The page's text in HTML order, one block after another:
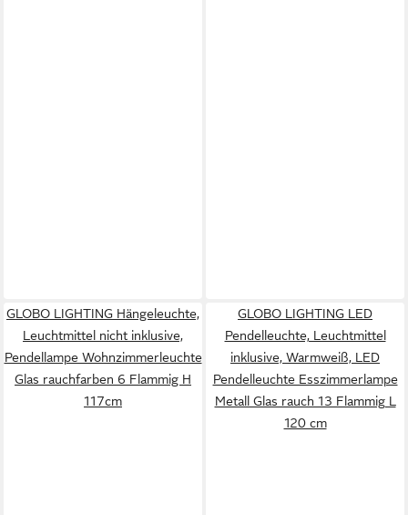
GLOBO LIGHTING Hängeleuchte,
Leuchtmittel nicht inklusive,
Pendellampe Wohnzimmerleuchte
Glas rauchfarben 6 Flammig H
117cm
GLOBO LIGHTING LED
Pendelleuchte, Leuchtmittel
inklusive, Warmweiß, LED
Pendelleuchte Esszimmerlampe
Metall Glas rauch 13 Flammig L
120 cm